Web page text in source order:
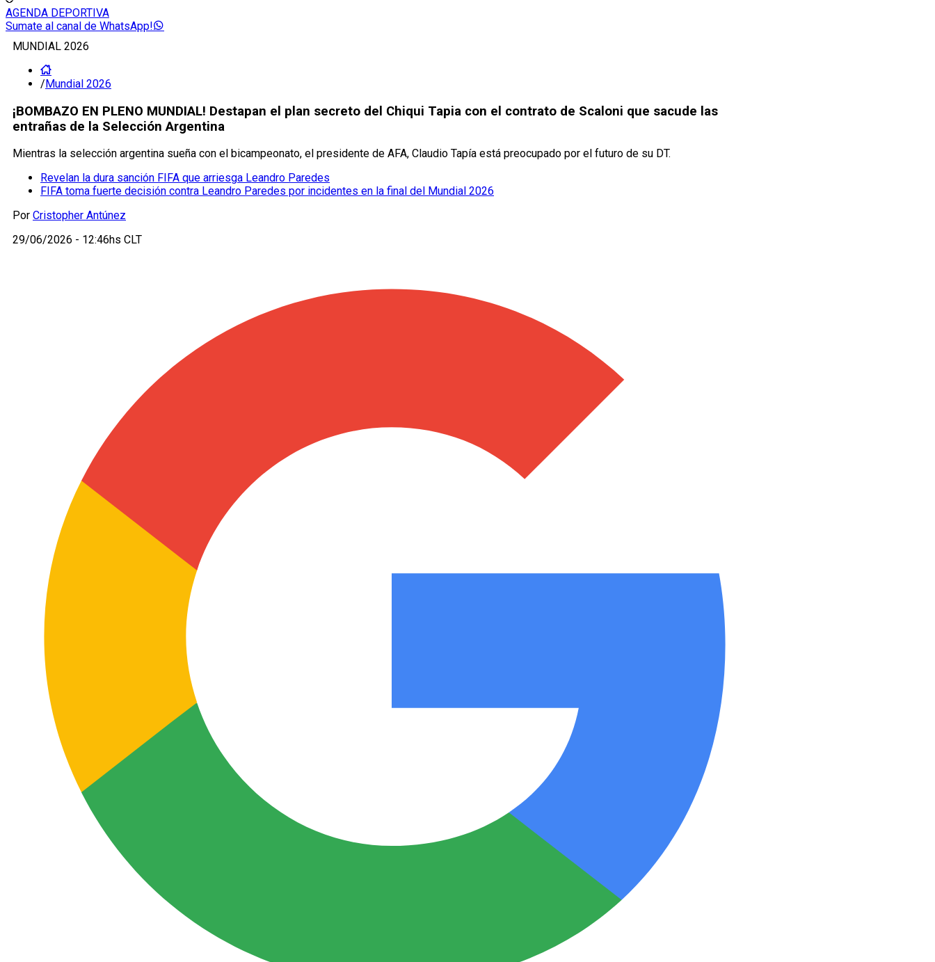
AGENDA DEPORTIVA
Sumate al canal de WhatsApp!
MUNDIAL 2026
/Mundial 2026
¡BOMBAZO EN PLENO MUNDIAL! Destapan el plan secreto del Chiqui Tapia con el contrato de Scaloni que sacude las
entrañas de la Selección Argentina
Mientras la selección argentina sueña con el bicampeonato, el presidente de AFA, Claudio Tapía está preocupado por el futuro de su DT.
Revelan la dura sanción FIFA que arriesga Leandro Paredes
FIFA toma fuerte decisión contra Leandro Paredes por incidentes en la final del Mundial 2026
Por Cristopher Antúnez
29/06/2026 - 12:46hs CLT